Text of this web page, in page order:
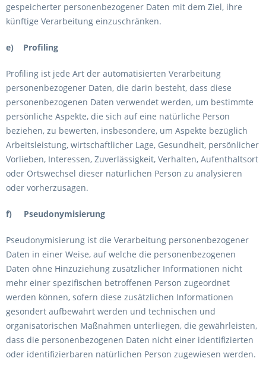
gespeicherter personenbezogener Daten mit dem Ziel, ihre
künftige Verarbeitung einzuschränken.
e) Profiling
Profiling ist jede Art der automatisierten Verarbeitung
personenbezogener Daten, die darin besteht, dass diese
personenbezogenen Daten verwendet werden, um bestimmte
persönliche Aspekte, die sich auf eine natürliche Person
beziehen, zu bewerten, insbesondere, um Aspekte bezüglich
Arbeitsleistung, wirtschaftlicher Lage, Gesundheit, persönlicher
Vorlieben, Interessen, Zuverlässigkeit, Verhalten, Aufenthaltsort
oder Ortswechsel dieser natürlichen Person zu analysieren
oder vorherzusagen.
f) Pseudonymisierung
Pseudonymisierung ist die Verarbeitung personenbezogener
Daten in einer Weise, auf welche die personenbezogenen
Daten ohne Hinzuziehung zusätzlicher Informationen nicht
mehr einer spezifischen betroffenen Person zugeordnet
werden können, sofern diese zusätzlichen Informationen
gesondert aufbewahrt werden und technischen und
organisatorischen Maßnahmen unterliegen, die gewährleisten,
dass die personenbezogenen Daten nicht einer identifizierten
oder identifizierbaren natürlichen Person zugewiesen werden.